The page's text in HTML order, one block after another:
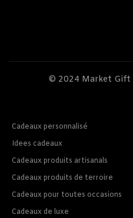
© 2024 Market Gift
Cadeaux personnalisé
Idees cadeaux
Cadeaux produits artisanals
Cadeaux produits de terroire
Cadeaux pour toutes occasions
Cadeaux de luxe